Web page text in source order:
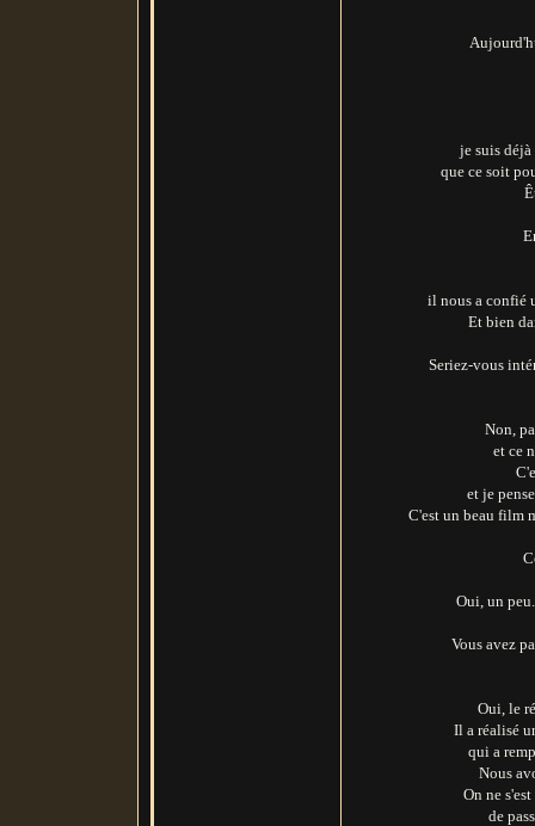
je suis
que ce soit
il nous a confié
Et bien
Seriez-vous
Non,
et ce
et je
C'est un beau film
Oui, un
Vous avez
Oui, le
Il a réalisé
qui a
Nous
On ne
de